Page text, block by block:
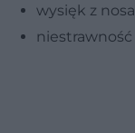
wysięk z nosa
niestrawność